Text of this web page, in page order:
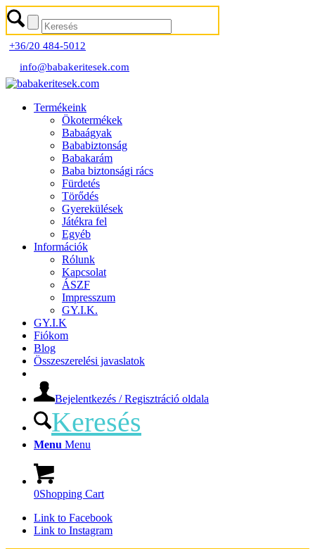
+36/20 484-5012
info@babakeritesek.com
Termékeink
Ökotermékek
Babaágyak
Bababiztonság
Babakarám
Baba biztonsági rács
Fürdetés
Törődés
Gyerekülések
Játékra fel
Egyéb
Információk
Rólunk
Kapcsolat
ÁSZF
Impresszum
GY.I.K.
GY.I.K
Fiókom
Blog
Összeszerelési javaslatok
Bejelentkezés / Regisztráció oldala
Keresés
Menu Menu
0Shopping Cart
Link to Facebook
Link to Instagram